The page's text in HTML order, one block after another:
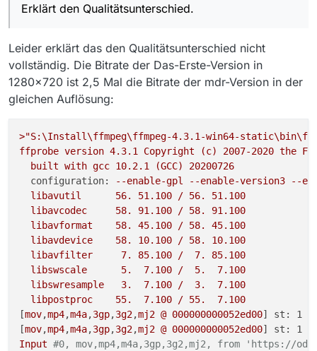
Erklärt den Qualitätsunterschied.
Leider erklärt das den Qualitätsunterschied nicht
vollständig. Die Bitrate der Das-Erste-Version in
1280x720 ist 2,5 Mal die Bitrate der mdr-Version in der
gleichen Auflösung:
>"S:\Install\ffmpeg\ffmpeg-4.3.1-win64-
ffprobe version 4.3.1 Copyright (c) 2007-2020 the
built with gcc 10.2.1 (GCC)
20200726
configuration:
--enable-gpl --enable-version3
--
libavutil
56. 51.100 / 56.
51.100
libavcodec
58. 91.100 / 58.
91.100
libavformat
58. 45.100 / 58.
45.100
libavdevice
58. 10.100 / 58.
10.100
libavfilter
7. 85.100 / 7.
85.100
libswscale
5. 7.100 / 5.
7.100
libswresample
3. 7.100 / 3.
7.100
libpostproc
55. 7.100 / 55.
7.100
[mov,mp4,m4a,3gp,3g2,mj2 @ 000000000052ed00] st: 1
[mov,mp4,m4a,3gp,3g2,mj2 @ 000000000052ed00] st: 1
Input #0, mov,mp4,m4a,3gp,3g2,mj2, from 'https://